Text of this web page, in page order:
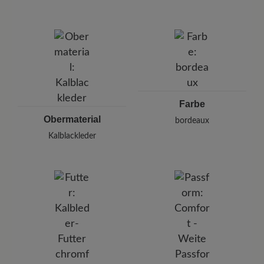
Pleidelsheimer Str. 15/1, 74321 Bietigheim-Bissingen,
E-mail:
kundenbetreuung@baer-schuhe.de
Obermaterial
Kalblackleder
Farbe
bordeaux